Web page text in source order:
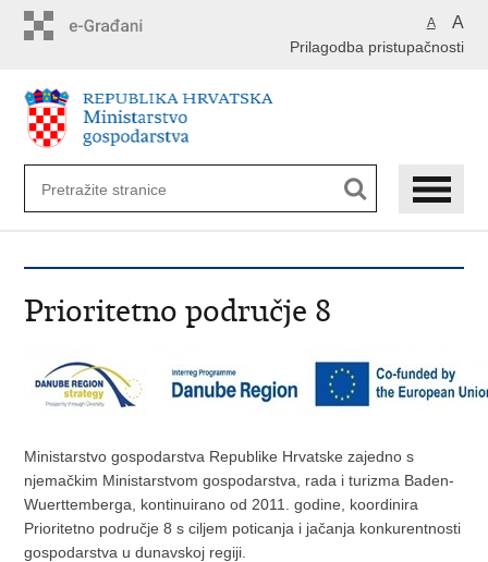
A A
Prilagodba pristupačnosti
Prioritetno područje 8
Ministarstvo gospodarstva Republike Hrvatske zajedno s
njemačkim Ministarstvom gospodarstva, rada i turizma Baden-
Wuerttemberga, kontinuirano od 2011. godine, koordinira
Prioritetno područje 8 s ciljem poticanja i jačanja konkurentnosti
gospodarstva u dunavskoj regiji.